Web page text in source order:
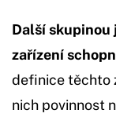
Další
zařízení
definice těchto
nich povinnost